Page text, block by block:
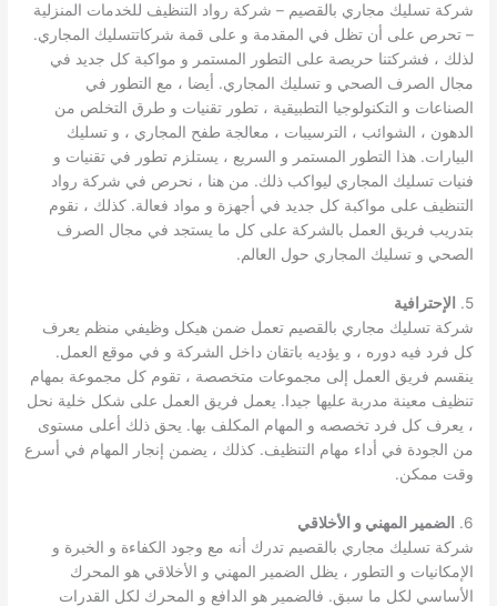
شركة تسليك مجاري بالقصيم – شركة رواد التنظيف للخدمات المنزلية
– تحرص على أن تظل في المقدمة و على قمة شركاتتسليك المجاري.
لذلك ، فشركتنا حريصة على التطور المستمر و مواكبة كل جديد في
مجال الصرف الصحي و تسليك المجاري. أيضا ، مع التطور في
الصناعات و التكنولوجيا التطبيقية ، تطور تقنيات و طرق التخلص من
الدهون ، الشوائب ، الترسيبات ، معالجة طفح المجاري ، و تسليك
البيارات. هذا التطور المستمر و السريع ، يستلزم تطور في تقنيات و
فنيات تسليك المجاري ليواكب ذلك. من هنا ، نحرص في شركة رواد
التنظيف على مواكبة كل جديد في أجهزة و مواد فعالة. كذلك ، نقوم
بتدريب فريق العمل بالشركة على كل ما يستجد في مجال الصرف
الصحي و تسليك المجاري حول العالم.
5.
الإحترافية
شركة تسليك مجاري بالقصيم تعمل ضمن هيكل وظيفي منظم يعرف
كل فرد فيه دوره ، و يؤديه باتقان داخل الشركة و في موقع العمل.
ينقسم فريق العمل إلى مجموعات متخصصة ، تقوم كل مجموعة بمهام
تنظيف معينة مدربة عليها جيدا. يعمل فريق العمل على شكل خلية نحل
، يعرف كل فرد تخصصه و المهام المكلف بها. يحق ذلك أعلى مستوى
من الجودة في أداء مهام التنظيف. كذلك ، يضمن إنجار المهام في أسرع
وقت ممكن.
6.
الضمير المهني و الأخلاقي
شركة تسليك مجاري بالقصيم تدرك أنه مع وجود الكفاءة و الخبرة و
الإمكانيات و التطور ، يظل الضمير المهني و الأخلاقي هو المحرك
الأساسي لكل ما سبق. فالضمير هو الدافع و المحرك لكل القدرات